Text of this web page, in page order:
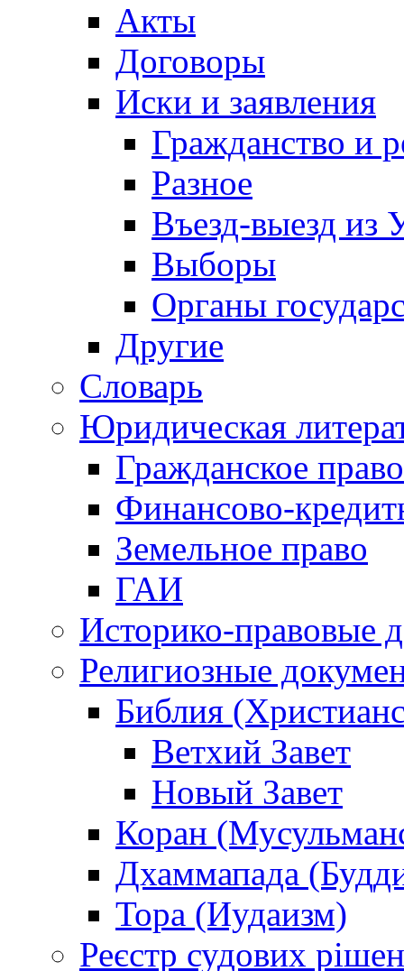
Акты
Договоры
Иски и заявления
Гражданство и
Разное
Въезд-выезд из
Выборы
Органы
Другие
Словарь
Юридическая
Гражданское право
Финансово-
Земельное право
ГАИ
Историко-правовые
Религиозные
Библия
Ветхий Завет
Новый Завет
Коран
Дхаммапада
Тора (Иудаизм)
Реєстр судових